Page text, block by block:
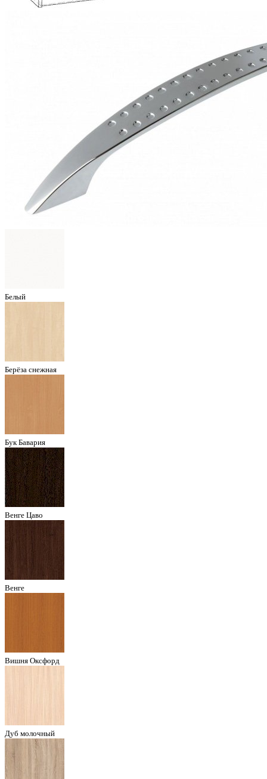
Белый
Берёза снежная
Бук Бавария
Венге Цаво
Венге
Вишня Оксфорд
Дуб молочный